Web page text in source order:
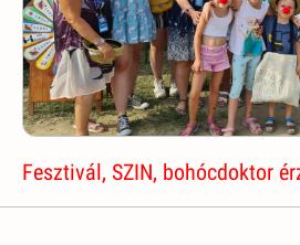
Fesztivál, SZIN, bohócdoktor